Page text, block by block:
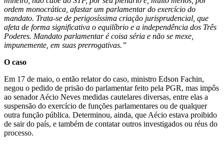
ordem monocrática, afastar um parlamentar do exercício do
mandato. Trata-se de perigosíssima criação jurisprudencial, que
afeta de forma significativa o equilíbrio e a independência dos Três
Poderes. Mandato parlamentar é coisa séria e não se mexe,
impunemente, em suas prerrogativas.”
O caso
Em 17 de maio, o então relator do caso, ministro Edson Fachin,
negou o pedido de prisão do parlamentar feito pela PGR, mas impôs
ao senador Aécio Neves medidas cautelares diversas, entre elas a
suspensão do exercício de funções parlamentares ou de qualquer
outra função pública. Determinou, ainda, que Aécio estava proibido
de sair do país, e também de contatar outros investigados ou réus do
processo.